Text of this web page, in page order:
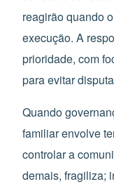
reagirão quando
execução. A
prioridade, com
para evitar
Quando
familiar envolve
controlar a
demais, fragiliza;